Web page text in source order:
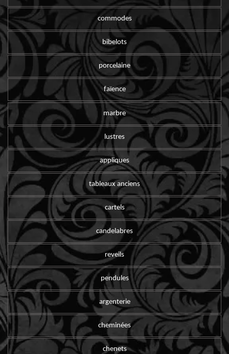
commodes
bibelots
porcelaine
faïence
marbre
lustres
appliques
tableaux anciens
cartels
candelabres
reveils
pendules
argenterie
cheminées
chenets